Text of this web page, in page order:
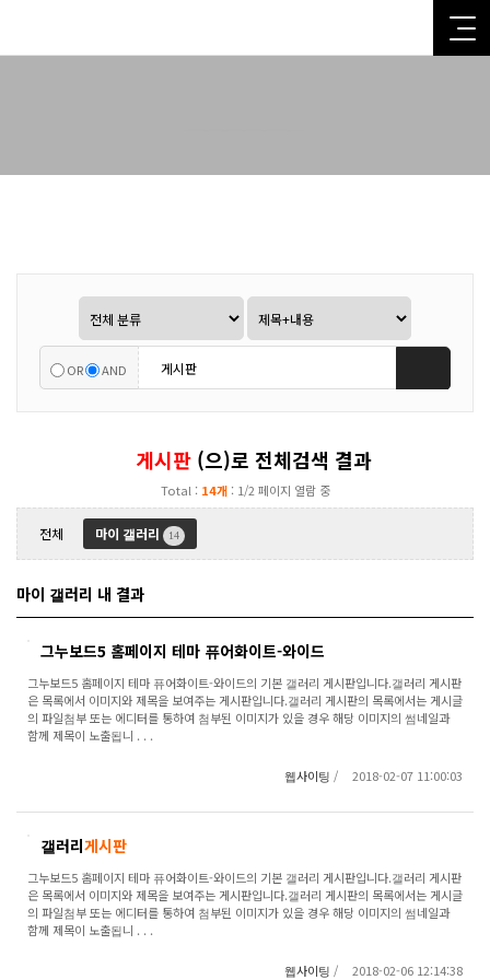
OR AND
게시판 (으)로 전체검색 결과
Total : 14개: 1/2 페이지 열람 중
전체 마이 갤러리 14
마이 갤러리 내 결과
그누보드5 홈페이지 테마 퓨어화이트-와이드
그누보드5 홈페이지 테마 퓨어화이트-와이드의 기본 갤러리 게시판입니다.갤러리 게시판
은 목록에서 이미지와 제목을 보여주는 게시판입니다.갤러리 게시판의 목록에서는 게시글
의 파일첨부 또는 에디터를 통하여 첨부된 이미지가 있을 경우 해당 이미지의 썸네일과 함
께 제목이 노출됩니 . . .
웹사이팅 / 2018-02-07 11:00:03
갤러리게시판
그누보드5 홈페이지 테마 퓨어화이트-와이드의 기본 갤러리 게시판입니다.갤러리 게시판
은 목록에서 이미지와 제목을 보여주는 게시판입니다.갤러리 게시판의 목록에서는 게시글
의 파일첨부 또는 에디터를 통하여 첨부된 이미지가 있을 경우 해당 이미지의 썸네일과 함
께 제목이 노출됩니 . . .
웹사이팅 / 2018-02-06 12:14:38